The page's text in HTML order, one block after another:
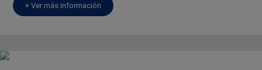
+ Ver más información